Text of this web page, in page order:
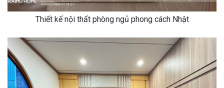
Thiết kế nội thất phòng ngủ phong cách Nhật